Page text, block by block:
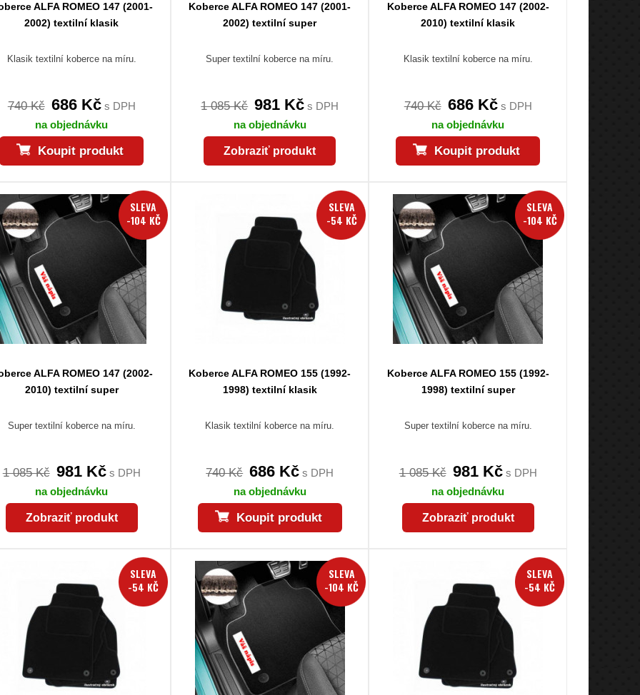
ALFA ROMEO 147 (2001-
2002) textilní klasik
Klasik textilní koberce na míru.
740 Kč 686 Kčs DPH
na objednávku
Koupit produkt
Koberce ALFA ROMEO 147 (2001-
2002) textilní super
Super textilní koberce na míru.
1 085 Kč 981 Kč s DPH
na objednávku
Zobraziť produkt
Koberce ALFA ROMEO 147 (2002-
2010) textilní klasik
Klasik textilní koberce na míru.
740 Kč 686 Kčs DPH
na objednávku
Koupit produkt
SLEVA
-104 KČ
ALFA ROMEO 147 (2002-
2010) textilní super
Super textilní koberce na míru.
1 085 Kč 981 Kčs DPH
na objednávku
Zobraziť produkt
SLEVA
-54 KČ
Koberce ALFA ROMEO 155 (1992-
1998) textilní klasik
Klasik textilní koberce na míru.
740 Kč 686 Kč s DPH
na objednávku
Koupit produkt
SLEVA
-104 KČ
Koberce ALFA ROMEO 155 (1992-
1998) textilní super
Super textilní koberce na míru.
1 085 Kč 981 Kčs DPH
na objednávku
Zobraziť produkt
SLEVA
-54 KČ
SLEVA
-104 KČ
SLEVA
-54 KČ